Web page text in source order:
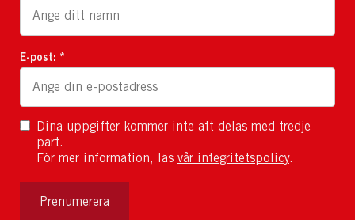
E-post: *
Dina uppgifter kommer inte att delas med tredje
part.
För mer information, läs vår integritetspolicy.
Prenumerera